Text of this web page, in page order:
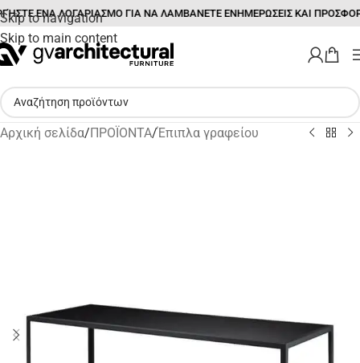
Skip to navigation
Skip to main content
ΕΝΑ ΛΟΓΑΡΙΑΣΜΟ ΓΙΑ ΝΑ ΛΑΜΒΑΝΕΤΕ ΕΝΗΜΕΡΩΣΕΙΣ ΚΑΙ
Αρχική σελίδα/ΠΡΟΪΟΝΤΑ/Έπιπλα γραφείου